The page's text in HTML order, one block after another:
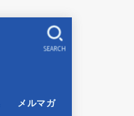
メルマガ
SEARCH